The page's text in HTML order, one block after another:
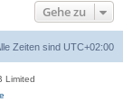
Gehe zu
Zeiten sind UTC+02:00
Limited